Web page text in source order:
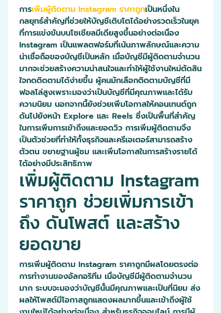
การเพิ่มผู้ติดตาม Instagram ราคาถูกเป็นหนึ่งใน
กลยุทธ์สำคัญที่ช่วยให้บัญชีเติบโตได้อย่างรวดเร็วในยุค
ที่การแข่งขันบนโซเชียลมีเดียสูงขึ้นอย่างต่อเนื่อง
Instagram เป็นแพลตฟอร์มที่เน้นภาพลักษณ์และความ
น่าเชื่อถือของบัญชีเป็นหลัก เมื่อบัญชีมีผู้ติดตามจำนวน
มากจะช่วยสร้างความน่าสนใจและทำให้ผู้ใช้งานใหม่ตัดสิน
ใจกดติดตามได้ง่ายขึ้น ผู้คนมักเลือกติดตามบัญชีที่มี
ฟอลโล่สูงเพราะมองว่าเป็นบัญชีที่มีคุณภาพและได้รับ
ความนิยม นอกจากนี้ยังช่วยเพิ่มโอกาสให้คอนเทนต์ถูก
ดันไปยังหน้า Explore และ Reels ซึ่งเป็นพื้นที่สำคัญ
ในการเพิ่มการเข้าถึงและยอดวิว การเพิ่มผู้ติดตามจึง
เป็นตัวช่วยที่ทำให้ทั้งธุรกิจและครีเอเตอร์สามารถสร้าง
ตัวตน ขยายฐานผู้ชม และเพิ่มโอกาสในการสร้างรายได้
ได้อย่างมีประสิทธิภาพ
เพิ่มผู้ติดตาม Instagram
ราคาถูก ช่วยเพิ่มการเข้า
ถึง ดันโพสต์ และสร้าง
ยอดขาย
การเพิ่มผู้ติดตาม Instagram ราคาถูกมีผลโดยตรงต่อ
การทำงานของอัลกอริทึม เมื่อบัญชีมีผู้ติดตามจำนวน
มาก ระบบจะมองว่าบัญชีนั้นมีคุณภาพและเป็นที่นิยม ส่ง
ผลให้โพสต์มีโอกาสถูกแสดงผลมากขึ้นและเข้าถึงผู้ใช้